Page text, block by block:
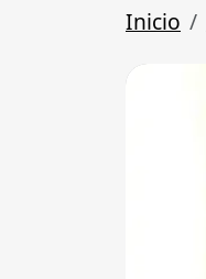
Inicio